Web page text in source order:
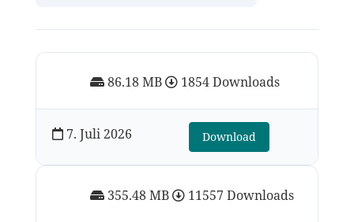
86.18 MB 1854 Downloads
7. Juli 2026 Download
355.48 MB 11557 Downloads